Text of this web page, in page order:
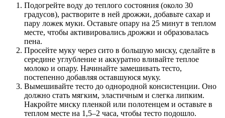
Подогрейте воду до теплого состояния (около 30
градусов), растворите в ней дрожжи, добавьте сахар и
пару ложек муки. Оставьте опару на 25 минут в теплом
месте, чтобы активировались дрожжи и образовалась
пена.
Просейте муку через сито в большую миску, сделайте в
середине углубление и аккуратно вливайте теплое
молоко и опару. Начинайте замешивать тесто,
постепенно добавляя оставшуюся муку.
Вымешивайте тесто до однородной консистенции. Оно
должно стать мягким, эластичным и слегка липким.
Накройте миску пленкой или полотенцем и оставьте в
теплом месте на 1,5–2 часа, чтобы тесто подошло.